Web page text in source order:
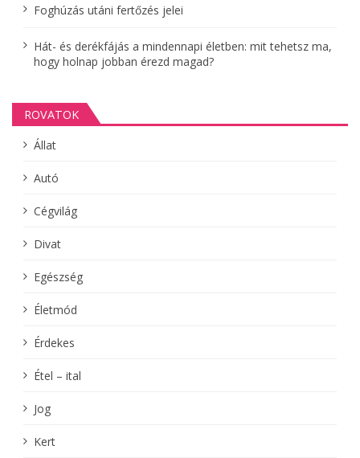
Foghúzás utáni fertőzés jelei
Hát- és derékfájás a mindennapi életben: mit tehetsz ma,
hogy holnap jobban érezd magad?
ROVATOK
Állat
Autó
Cégvilág
Divat
Egészség
Életmód
Érdekes
Étel – ital
Jog
Kert